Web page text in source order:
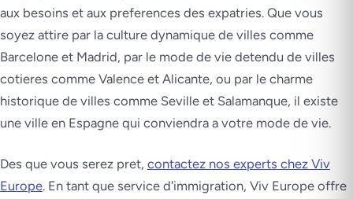
aux besoins et aux preferences des expatries. Que vous
soyez attire par la culture dynamique de villes comme
Barcelone et Madrid, par le mode de vie detendu de villes
cotieres comme Valence et Alicante, ou par le charme
historique de villes comme Seville et Salamanque, il existe
une ville en Espagne qui conviendra a votre mode de vie.
Des que vous serez pret, contactez nos experts chez Viv
Europe. En tant que service d'immigration, Viv Europe offre